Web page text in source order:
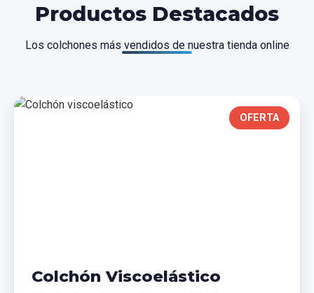
Productos Destacados
Los colchones más vendidos de nuestra tienda online
OFERTA
Colchón Viscoelástico